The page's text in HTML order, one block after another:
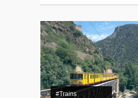
#Trains